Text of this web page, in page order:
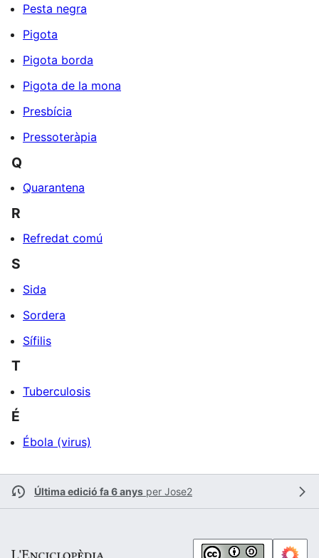
Pesta negra
Pigota
Pigota borda
Pigota de la mona
Presbícia
Pressoteràpia
Q
Quarantena
R
Refredat comú
S
Sida
Sordera
Sífilis
T
Tuberculosis
É
Ébola (virus)
Última edició fa 6 anys per Jose2